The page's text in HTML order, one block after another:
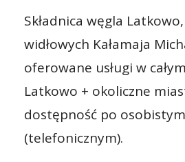
Składnica węgla
widłowych Kałamaja
oferowane usługi w
Latkowo + okoliczne
dostępność po
(telefonicznym).